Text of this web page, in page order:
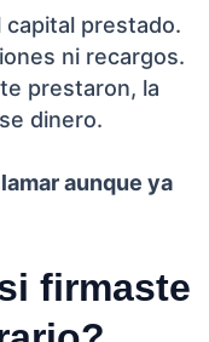
prestado.
ni recargos.
prestaron, la
dinero.
aunque ya
firmaste